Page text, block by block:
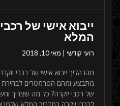
ייבוא אישי של
המלא
רועי קודשי מאי 10, 2018
מהו הליך ייבוא אישי של רכבי
מתבצע ומהם הפרמטרים לבחירת
של רכבי יוקרה? כל מה שצריך